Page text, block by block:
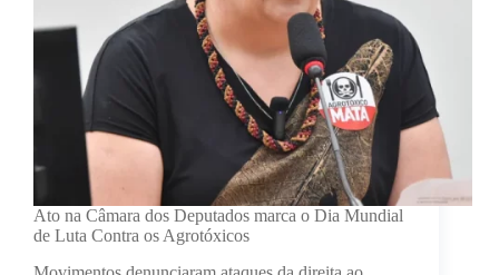
Ato na Câmara dos Deputados marca o Dia Mundial
de Luta Contra os Agrotóxicos